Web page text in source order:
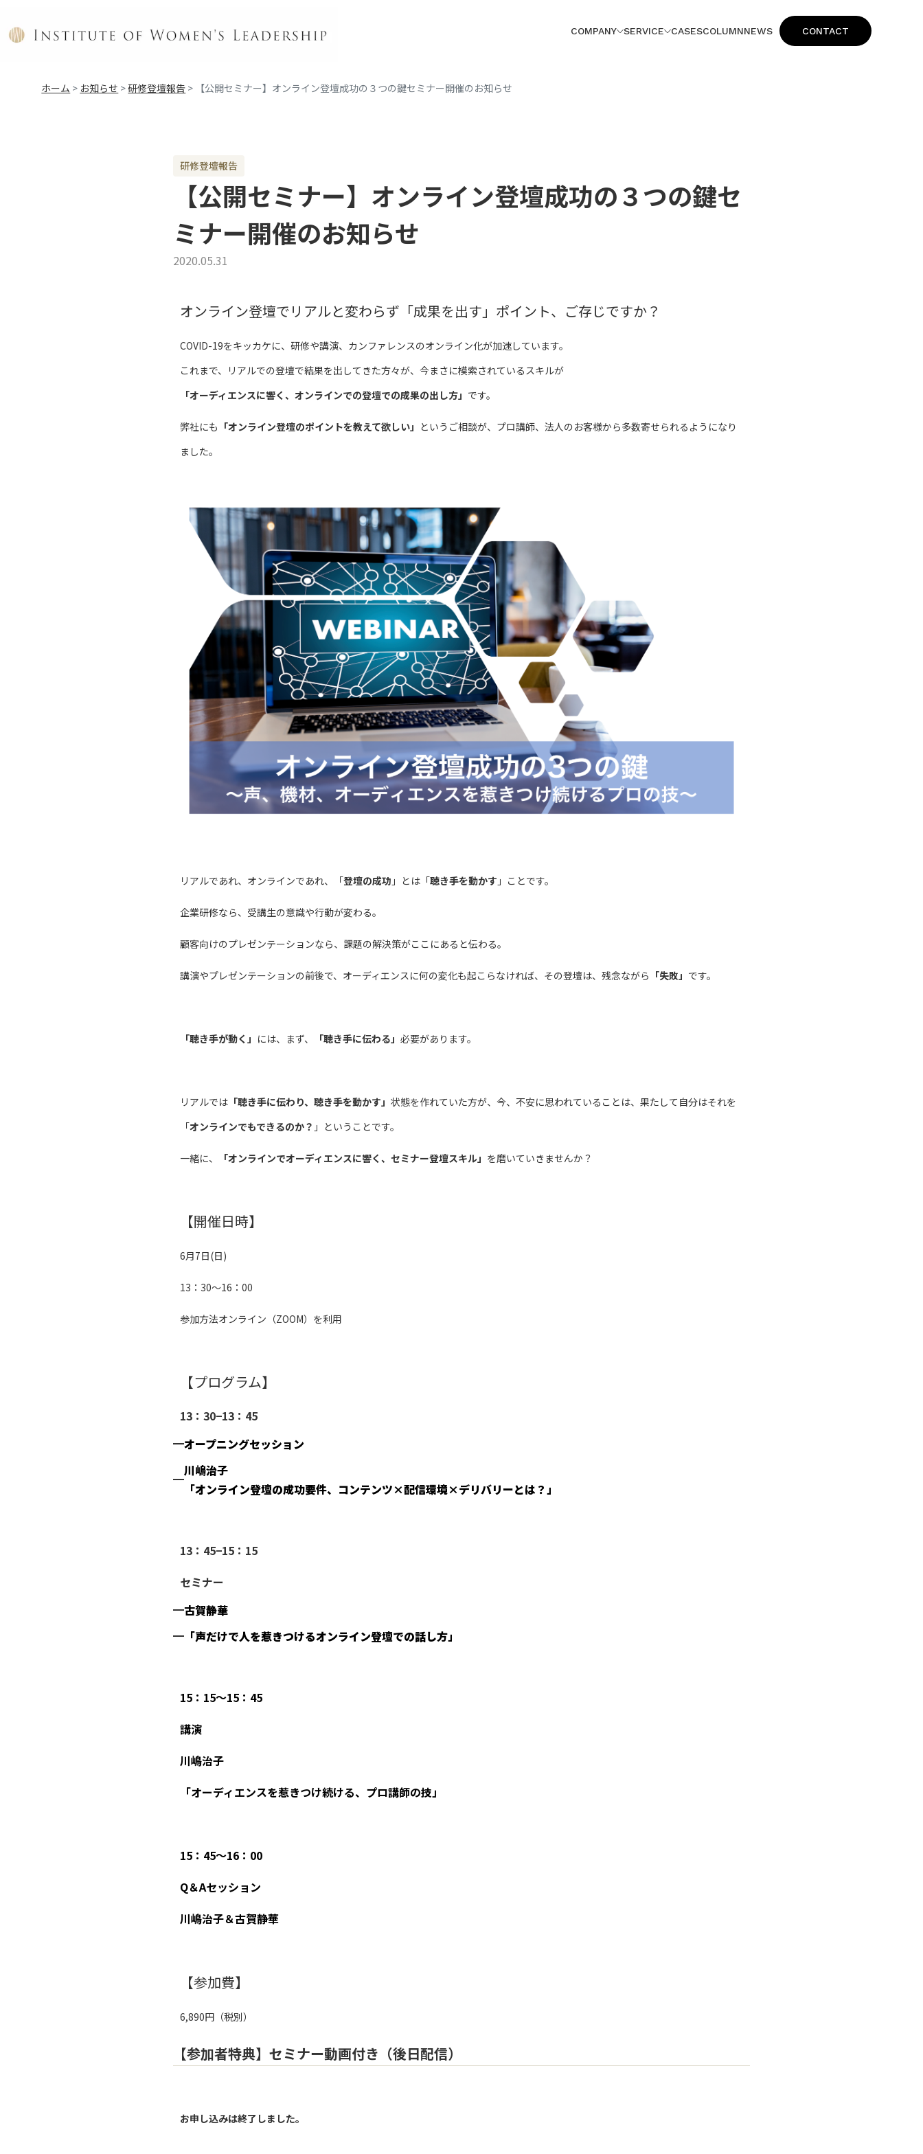
COMPANY SERVICE CASESCOLUMNNEWS CONTACT
ホーム > お知らせ >研修登壇報告 > 【公開セミナー】オンライン登壇成功の３つの鍵セミナー開催のお知らせ
研修登壇報告
【公開セミナー】オンライン登壇成功の３つの鍵セ
ミナー開催のお知らせ
2020.05.31
オンライン登壇でリアルと変わらず「成果を出す」ポイント、ご存じですか？
COVID-19をキッカケに、研修や講演、カンファレンスのオンライン化が加速しています。
これまで、リアルでの登壇で結果を出してきた方々が、今まさに模索されているスキルが
「オーディエンスに響く、オンラインでの登壇での成果の出し方」 です。
弊社にも 「オンライン登壇のポイントを教えて欲しい」 というご相談が、プロ講師、法人のお客様から多数寄せられるようになり
ました。
リアルであれ、オンラインであれ、「登壇の成功 」とは「聴き手を動かす 」ことです。
企業研修なら、受講生の意識や行動が変わる。
顧客向けのプレゼンテーションなら、課題の解決策がここにあると伝わる。
講演やプレゼンテーションの前後で、オーディエンスに何の変化も起こらなければ、その登壇は、残念ながら 「失敗」 です。
「聴き手が動く」 には、まず、 「聴き手に伝わる」 必要があります。
リアルでは 「聴き手に伝わり、聴き手を動かす」 状態を作れていた方が、今、不安に思われていることは、果たして自分はそれを
「オンラインでもできるのか？ 」ということです。
一緒に、 「オンラインでオーディエンスに響く、セミナー登壇スキル」 を磨いていきませんか？
【開催日時】
6月7日(日)
13：30〜16：00
参加方法オンライン（ZOOM）を利用
【プログラム】
13：30−13：45
オープニングセッション
川嶋治子
「オンライン登壇の成功要件、コンテンツ×配信環境×デリバリーとは？」
13：45−15：15
セミナー
古賀静華
「声だけで人を惹きつけるオンライン登壇での話し方」
15：15〜15：45
講演
川嶋治子
「オーディエンスを惹きつけ続ける、プロ講師の技」
15：45〜16：00
Q＆Aセッション
川嶋治子＆古賀静華
【参加費】
6,890円（税別）
【参加者特典】セミナー動画付き（後日配信）
お申し込みは終了しました。